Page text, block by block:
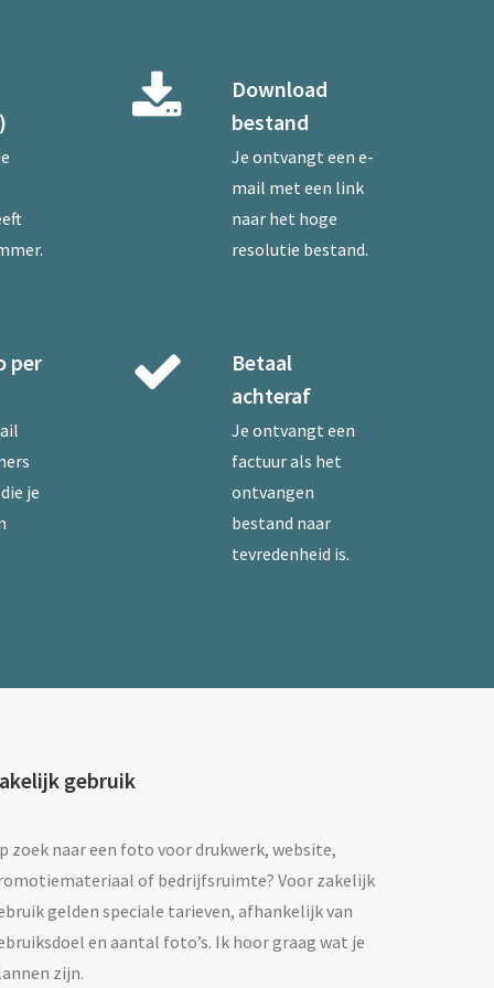
per
je
Download
bestand
Je ontvangt een e-
mail met een link
naar het hoge
resolutie bestand.
Betaal
achteraf
Je ontvangt een
factuur als het
ontvangen
bestand naar
tevredenheid is.
gebruik
zoek naar een foto voor drukwerk, website,
of bedrijfsruimte? Voor zakelijk
gelden speciale tarieven, afhankelijk van
en aantal foto’s. Ik hoor graag wat je
zijn.